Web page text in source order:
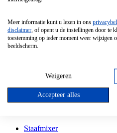
Vrijstaande Magnetron
Vrijstaande Kookplaat
Inbouw Gaskookplaat
Inbouw Keramische
Kookplaat Accessoires
Staafmixer
Meer informatie kunt u lezen in ons
disclaimer, of opent u de instellingen door te
toestemming op ieder moment weer
beeldscherm.
Weigeren
Accepteer alles